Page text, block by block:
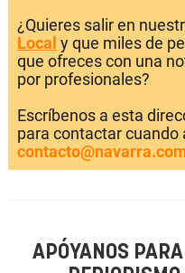
¿Quieres salir en
Local y que miles de
que ofreces con una
por profesionales?
Escríbenos a esta
para contactar cuando
APÓYANOS